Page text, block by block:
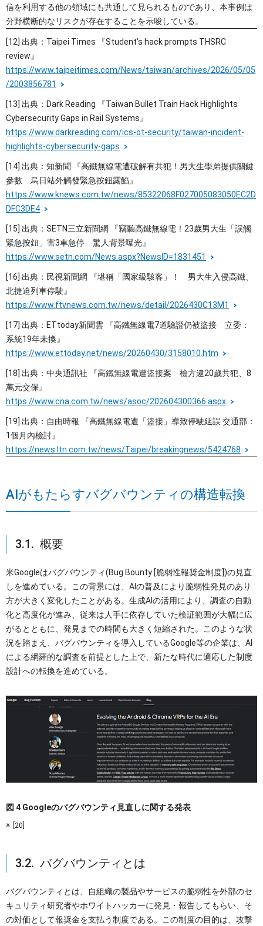
信を利用する他の領域にも共通して見られるものであり、本事例は
分野横断的なリスクが存在することを示唆している。
[12] 出典：Taipei Times 『Student’s hack prompts THSRC
review』
https://www.taipeitimes.com/News/taiwan/archives/2026/05/05
/2003856781
[13] 出典：Dark Reading 『Taiwan Bullet Train Hack Highlights
Cybersecurity Gaps in Rail Systems』
https://www.darkreading.com/ics-ot-security/taiwan-incident-
highlights-cybersecurity-gaps
[14] 出典：知新聞 『高鐵無線電遭破解有共犯！男大生學弟提供關鍵
參數 烏日站外觸發緊急按鈕露餡』
https://www.knews.com.tw/news/85322068F027005083050EC2D
DFC3DE4
[15] 出典：SETN三立新聞網 『竊聽高鐵無線電！23歲男大生「誤觸
緊急按鈕」害3車急停 驚人背景曝光』
https://www.setn.com/News.aspx?NewsID=1831451
[16] 出典：民視新聞網 『堪稱「國家級駭客」！ 男大生入侵高鐵、
北捷迫列車停駛』
https://www.ftvnews.com.tw/news/detail/2026430C13M1
[17] 出典：ETtoday新聞雲 『高鐵無線電7道驗證仍被盜接 立委：
系統19年未換』
https://www.ettoday.net/news/20260430/3158010.htm
[18] 出典：中央通訊社 『高鐵無線電遭盜接案 檢方逮20歲共犯、8
萬元交保』
https://www.cna.com.tw/news/asoc/202604300366.aspx
[19] 出典：自由時報 『高鐵無線電遭「盜接」導致停駛延誤 交通部：
1個月內檢討』
https://news.ltn.com.tw/news/Taipei/breakingnews/5424768
AIがもたらすバグバウンティの構造転換
3.1. 概要
米Googleはバグバウンティ(Bug Bounty [脆弱性報奨金制度])の見直
しを進めている。この背景には、AIの普及により脆弱性発見のあり
方が大きく変化したことがある。生成AIの活用により、調査の自動
化と高度化が進み、従来は人手に依存していた検証範囲が大幅に広
がるとともに、発見までの時間も大きく短縮された。このような状
況を踏まえ、バグバウンティを導入しているGoogle等の企業は、AI
による網羅的な調査を前提とした上で、新たな時代に適応した制度
設計への転換を進めている。
図 4 Googleのバグバウンティ見直しに関する発表
[20]
3.2. バグバウンティとは
バグバウンティとは、自組織の製品やサービスの脆弱性を外部のセ
キュリティ研究者やホワイトハッカーに発見・報告してもらい、そ
の対価として報奨金を支払う制度である。この制度の目的は、攻撃